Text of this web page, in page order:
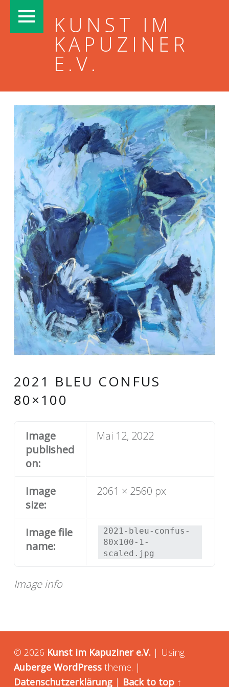
KUNST IM
KAPUZINER
E.V.
2021 BLEU CONFUS
80×100
Image info
Image
published
on:
Mai 12, 2022
Image
size:
2061 × 2560 px
Image file
name:
2021-bleu-confus-
80x100-1-
scaled.jpg
© 2026 Kunst im Kapuziner e.V. | Using
Auberge WordPresstheme. |
Datenschutzerklärung | Back to top ↑